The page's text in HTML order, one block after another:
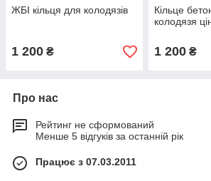
ЖБІ кільця для колодязів
1 200 ₴
Кільце
колодязя
1 200₴
Про нас
Рейтинг не сформований
Менше 5 відгуків за останній рік
Працює з 07.03.2011